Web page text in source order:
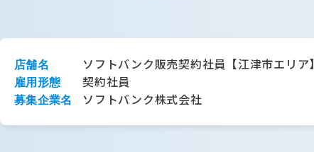
店舗名 ソフトバンク販売契約社員【江津市エリア】
雇用形態 契約社員
募集企業名 ソフトバンク株式会社